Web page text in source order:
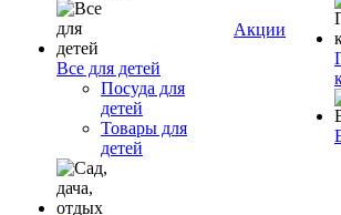
Все для детей
Посуда для
детей
Товары для
детей
Акции